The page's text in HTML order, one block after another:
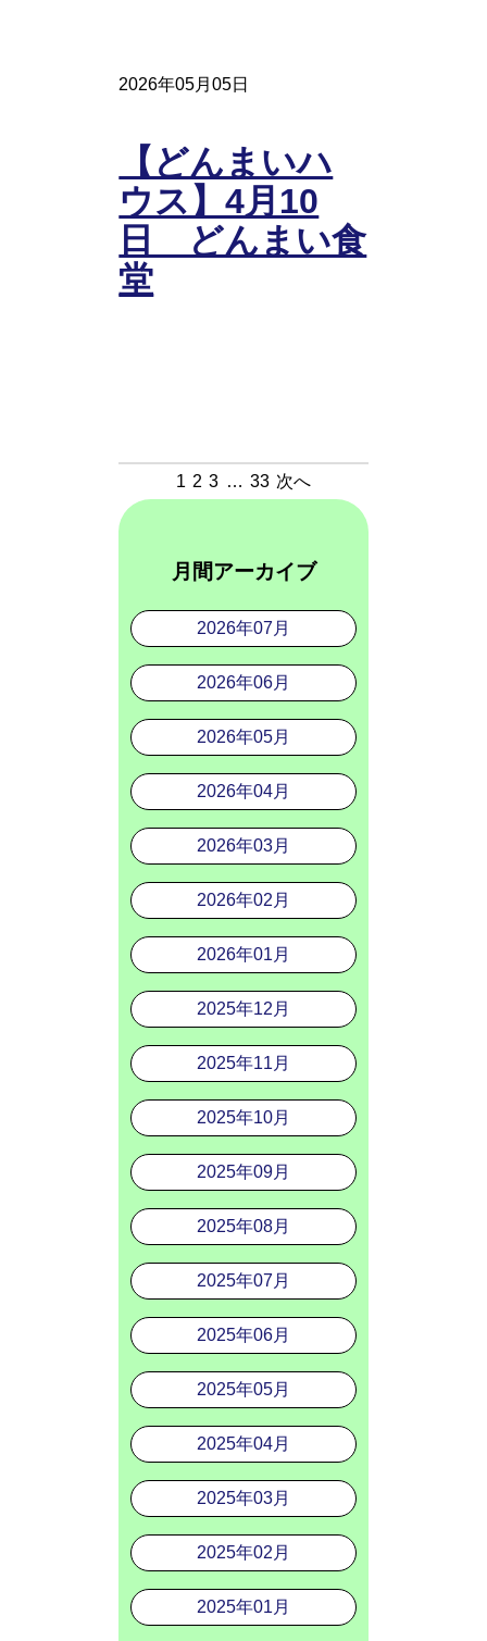
月間アーカイブ
2026年07月
2026年06月
2026年05月
2026年04月
2026年03月
2026年02月
2026年01月
2025年12月
2025年11月
2025年10月
2025年09月
2025年08月
2025年07月
2025年06月
2025年05月
2025年04月
2025年03月
2025年02月
2025年01月
2026年05月05日
【どんまいハ
ウス】4月10
日 どんまい食
堂
1 2 3 … 33 次へ